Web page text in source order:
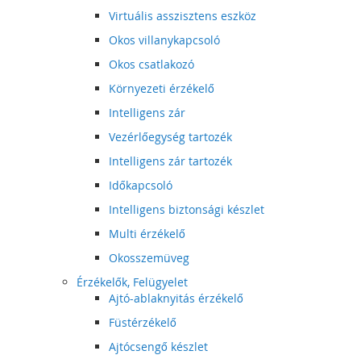
Virtuális asszisztens eszköz
Okos villanykapcsoló
Okos csatlakozó
Környezeti érzékelő
Intelligens zár
Vezérlőegység tartozék
Intelligens zár tartozék
Időkapcsoló
Intelligens biztonsági készlet
Multi érzékelő
Okosszemüveg
Érzékelők, Felügyelet
Ajtó-ablaknyitás érzékelő
Füstérzékelő
Ajtócsengő készlet